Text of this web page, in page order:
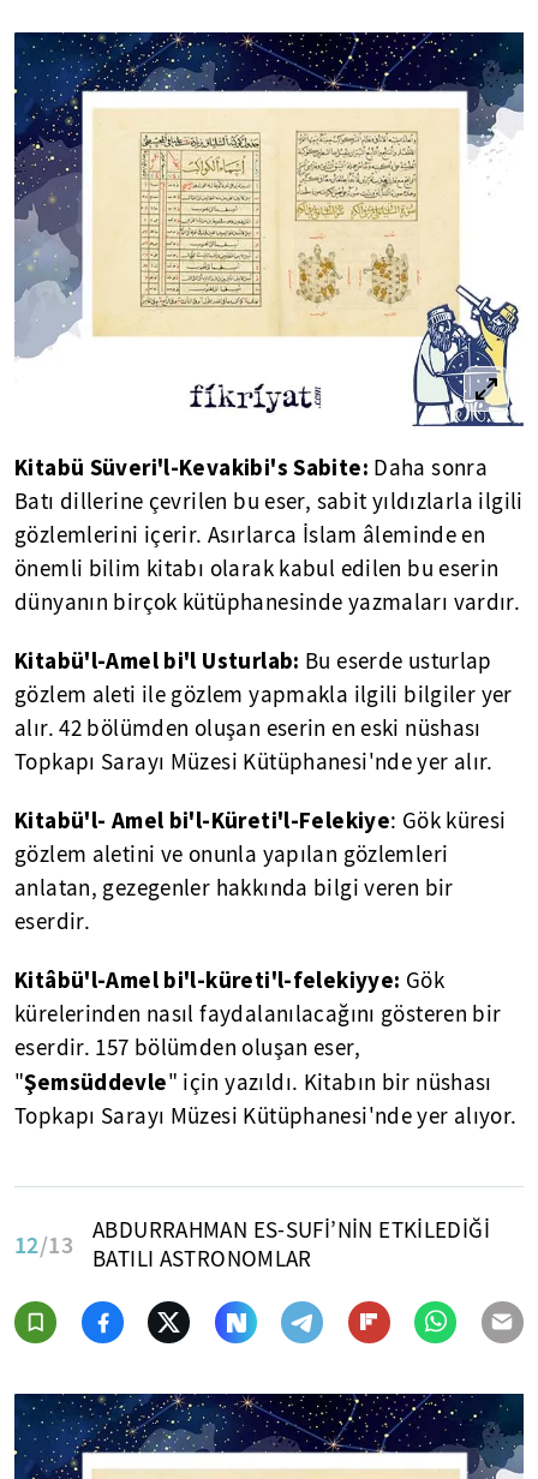
Kitabü Süveri'l-Kevakibi's Sabite: Daha sonra
Batı dillerine çevrilen bu eser, sabit yıldızlarla ilgili
gözlemlerini içerir. Asırlarca İslam âleminde en
önemli bilim kitabı olarak kabul edilen bu eserin
dünyanın birçok kütüphanesinde yazmaları vardır.
Kitabü'l-Amel bi'l Usturlab: Bu eserde usturlap
gözlem aleti ile gözlem yapmakla ilgili bilgiler yer
alır. 42 bölümden oluşan eserin en eski nüshası
Topkapı Sarayı Müzesi Kütüphanesi'nde yer alır.
Kitabü'l- Amel bi'l-Küreti'l-Felekiye: Gök küresi
gözlem aletini ve onunla yapılan gözlemleri
anlatan, gezegenler hakkında bilgi veren bir
eserdir.
Kitâbü'l-Amel bi'l-küreti'l-felekiyye: Gök
kürelerinden nasıl faydalanılacağını gösteren bir
eserdir. 157 bölümden oluşan eser,
"Şemsüddevle" için yazıldı. Kitabın bir nüshası
Topkapı Sarayı Müzesi Kütüphanesi'nde yer alıyor.
12/13
ABDURRAHMAN ES-SUFİ’NİN ETKİLEDİĞİ
BATILI ASTRONOMLAR